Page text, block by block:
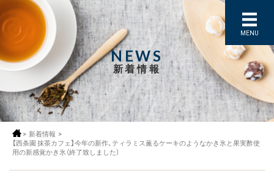
NEWS
新着情報
> 新着情報 >
【西条園 抹茶カフェ】今年の新作、ティラミス薫るケーキのようなかき氷と果実酢使
用の新感覚かき氷（終了致しました）
MENU